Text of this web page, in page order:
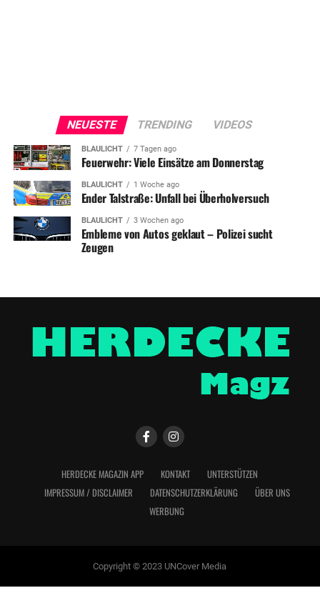
NEUESTE TRENDING VIDEOS
BLAULICHT 7 Tagen ago
Feuerwehr: Viele Einsätze am Donnerstag
BLAULICHT 1 Woche ago
Ender Talstraße: Unfall bei Überholversuch
BLAULICHT 3 Wochen ago
Embleme von Autos geklaut – Polizei sucht
Zeugen
HERDECKE MAGAZIN APP KONTAKT
UNTERSTÜTZEN
IMPRESSUM / DISCLAIMER
DATENSCHUTZERKLÄRUNG
ÜBER UNS
WERBUNG
Copyright © 2023 UNCover Media